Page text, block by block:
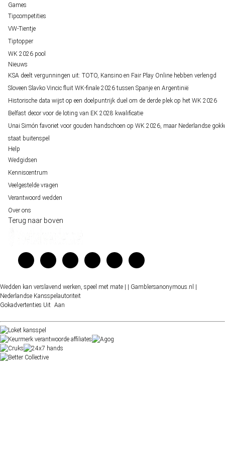
Games
Tipcompetities
VW-Tientje
Tiptopper
WK 2026 pool
Nieuws
KSA deelt vergunningen uit: TOTO, Kansino en Fair Play Online hebben verlengd
Sloveen Slavko Vincic fluit WK-finale 2026 tussen Spanje en Argentinië
Historische data wijst op een doelpuntrijk duel om de derde plek op het WK 2026
Belfast decor voor de loting van EK 2028 kwalificatie
Unai Simón favoriet voor gouden handschoen op WK 2026, maar Nederlandse
staat buitenspel
Help
Wedgidsen
Kenniscentrum
Veelgestelde vragen
Verantwoord wedden
Over ons
Terug naar boven
Wedden kan verslavend werken, speel met mate | | Gamblersanonymous.nl
Nederlandse Kansspelautoriteit
Gokadvertenties Uit Aan